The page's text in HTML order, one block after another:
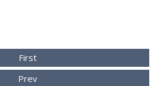
First
Prev